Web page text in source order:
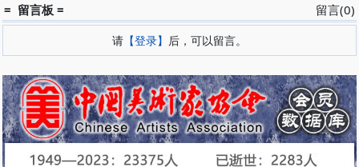
留言(0)
= 留言板 =
请 【登录】 后，可以留言。